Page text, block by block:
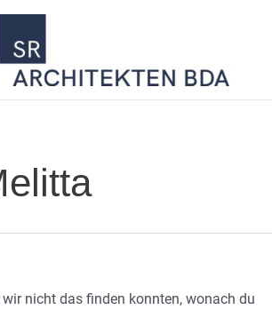
wir nicht das finden konnten, wonach du